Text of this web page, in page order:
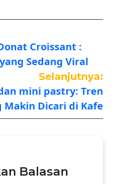
Croissant :
Sedang Viral
Selanjutnya:
mini pastry: Tren
Makin Dicari di Kafe
Balasan